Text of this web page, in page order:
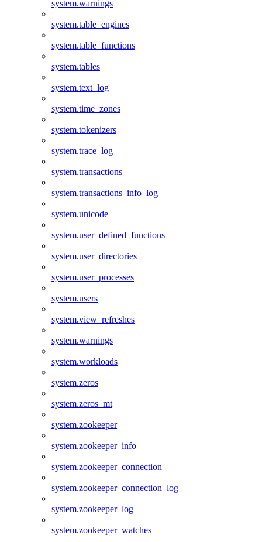
system.warnings
system.table_engines
system.table_functions
system.tables
system.text_log
system.time_zones
system.tokenizers
system.trace_log
system.transactions
system.transactions_info_log
system.unicode
system.user_defined_functions
system.user_directories
system.user_processes
system.users
system.view_refreshes
system.warnings
system.workloads
system.zeros
system.zeros_mt
system.zookeeper
system.zookeeper_info
system.zookeeper_connection
system.zookeeper_connection_log
system.zookeeper_log
system.zookeeper_watches